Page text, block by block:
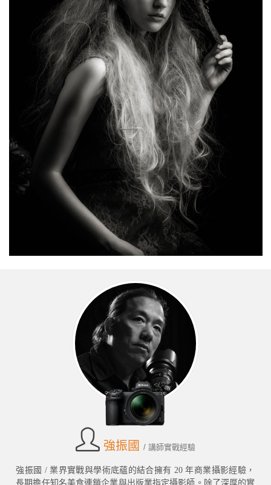
強振國 / 講師實戰經驗
強振國 / 業界實戰與學術底蘊的結合擁有 20 年商業攝影經驗，
長期擔任知名美食連鎖企業與出版業指定攝影師。除了深厚的實